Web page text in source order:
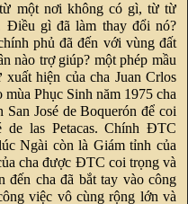
một nơi không có gì, từ từ
Điều gì đã làm thay đổi nó?
phủ đã đến với vùng đất
nào trợ giúp? một phép mầu
hiện của cha Juan Crlos
Phục Sinh năm 1975 cha
José de Boquerón để coi
las Petacas. Chính ĐTC
Ngài còn là Giám tỉnh của
cha được ĐTC coi trọng và
đến cha đã bắt tay vào công
việc vô cùng rộng lớn và